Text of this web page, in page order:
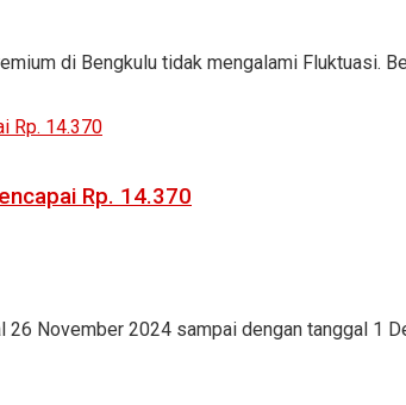
di Bengkulu tidak mengalami Fluktuasi.
Rp. 14.370
November 2024 sampai dengan tanggal 1